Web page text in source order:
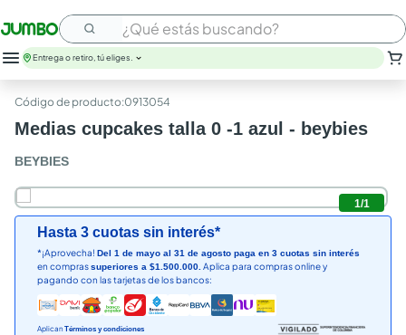
¿Qué estás buscando?
huevos
arroz
papel higienico
queso
nutribela
pollo
cafe
Entrega o retiro, tú eliges.
:0913054
Medias cupcakes talla 0 -1 azul - beybies
BEYBIES
1/1
Hasta 3 cuotas sin interés*
*¡Aprovecha! Del 1 de mayo al 31 de agosto paga en 3 cuotas sin interés
en comprassuperiores a $1.500.000. Aplica para compras online y
pagando con las tarjetas de los bancos:
Aplican Términos y condiciones